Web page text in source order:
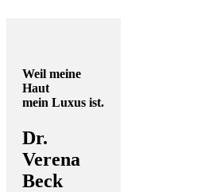
Weil meine
Haut
mein Luxus ist.
Dr.
Verena
Beck